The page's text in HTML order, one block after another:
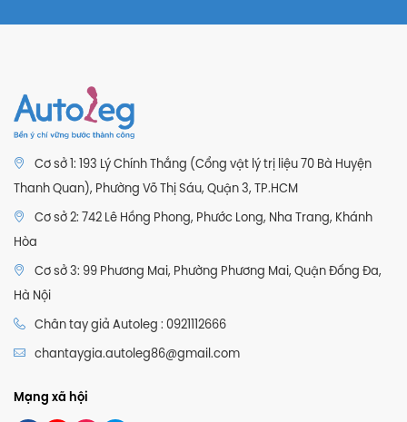
Cơ sở 1: 193 Lý Chính Thắng (Cổng vật lý trị liệu 70 Bà Huyện
Thanh Quan), Phường Võ Thị Sáu, Quận 3, TP.HCM
Cơ sở 2: 742 Lê Hồng Phong, Phước Long, Nha Trang, Khánh
Hòa
Cơ sở 3: 99 Phương Mai, Phường Phương Mai, Quận Đống Đa,
Hà Nội
Chân tay giả Autoleg : 0921112666
chantaygia.autoleg86@gmail.com
Mạng xã hội